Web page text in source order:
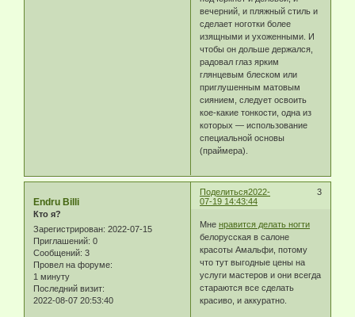
вечерний, и пляжный стиль и
сделает ноготки более
изящными и ухоженными. И
чтобы он дольше держался,
радовал глаз ярким
глянцевым блеском или
приглушенным матовым
сиянием, следует освоить
кое-какие тонкости, одна из
которых — использование
специальной основы
(праймера).
Поделиться 3
2022-
07-19 14:43:44
Endru Billi
Кто я?
Зарегистрирован: 2022-07-15
Приглашений: 0
Сообщений: 3
Провел на форуме:
1 минуту
Последний визит:
2022-08-07 20:53:40
Мненравится делать ногти
белорусская в салоне
красоты Амальфи, потому
что тут выгодные цены на
услуги мастеров и они всегда
стараются все сделать
красиво, и аккуратно.